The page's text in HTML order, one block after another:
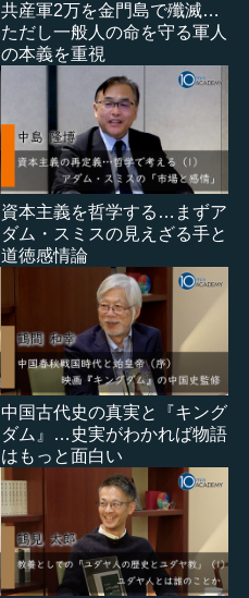
共産軍2万を金門島で殲滅…
ただし一般人の命を守る軍人
の本義を重視
資本主義を哲学する…まずア
ダム・スミスの見えざる手と
道徳感情論
中国古代史の真実と『キング
ダム』…史実がわかれば物語
はもっと面白い